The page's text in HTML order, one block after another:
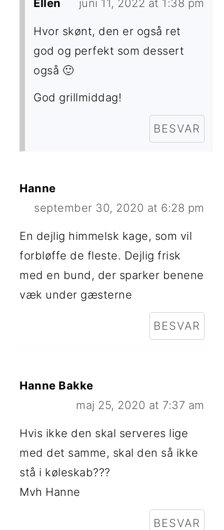
Ellen juni 11, 2022 at 1:38 pm
Hvor skønt, den er også ret
god og perfekt som dessert
også 🙂
God grillmiddag!
BESVAR
Hanne
september 30, 2020 at 6:28 pm
En dejlig himmelsk kage, som vil
forbløffe de fleste. Dejlig frisk
med en bund, der sparker benene
væk under gæsterne
BESVAR
Hanne Bakke
maj 25, 2020 at 7:37 am
Hvis ikke den skal serveres lige
med det samme, skal den så ikke
stå i køleskab???
Mvh Hanne
BESVAR